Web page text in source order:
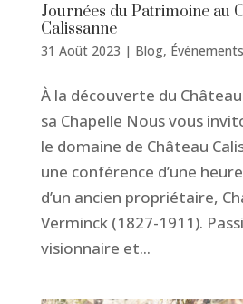
Journées du Patrimoine au
Calissanne
31 Août 2023 | Blog, Événements
À la découverte du
sa Chapelle Nous vous
le domaine de Château
une conférence d’une
d’un ancien propriétaire,
Verminck (1827-1911).
visionnaire et...